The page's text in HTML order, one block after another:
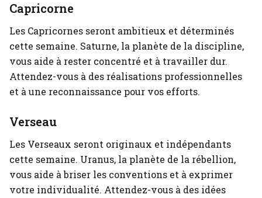
Capricorne
Les Capricornes seront ambitieux et déterminés
cette semaine. Saturne, la planète de la discipline,
vous aide à rester concentré et à travailler dur.
Attendez-vous à des réalisations professionnelles
et à une reconnaissance pour vos efforts.
Verseau
Les Verseaux seront originaux et indépendants
cette semaine. Uranus, la planète de la rébellion,
vous aide à briser les conventions et à exprimer
votre individualité. Attendez-vous à des idées